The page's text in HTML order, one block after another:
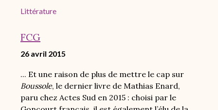
Littérature
FCG
26 avril 2015
... Et une raison de plus de mettre le cap sur
Boussole, le dernier livre de Mathias Enard,
paru chez Actes Sud en 2015 : choisi par le